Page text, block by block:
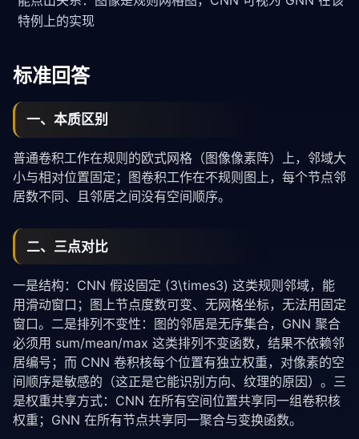
特例上的实现
标准回答
一、本质区别
普通卷积工作在规则的欧式网格（图像像素阵）上，邻域大
小与相对位置固定；图卷积工作在不规则图上，每个节点邻
居数不同、且邻居之间没有空间顺序。
二、三点对比
一是结构：CNN 假设固定 (3\times3) 这类规则邻域，能
用滑动窗口；图上节点度数可变、无网格坐标，无法用固定
窗口。二是排列不变性：图的邻居是无序集合，GNN 聚合
必须用 sum/mean/max 这类排列不变函数，结果不依赖邻
居编号；而 CNN 卷积核每个位置有独立权重，对像素的空
间顺序是敏感的（这正是它能识别方向、纹理的原因）。三
是权重共享方式：CNN 在所有空间位置共享同一组卷积核
权重；GNN 在所有节点共享同一聚合与变换函数。